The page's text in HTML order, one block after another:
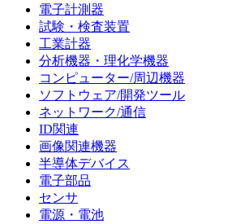
電子計測器
試験・検査装置
工業計器
分析機器・理化学機器
コンピューター/周辺機器
ソフトウェア/開発ツール
ネットワーク/通信
ID関連
画像関連機器
半導体デバイス
電子部品
センサ
電源・電池